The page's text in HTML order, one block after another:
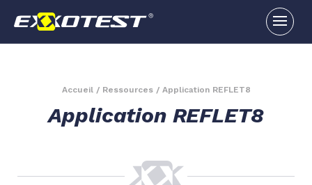
Accueil/ Ressources/ Application REFLET8
Application REFLET8